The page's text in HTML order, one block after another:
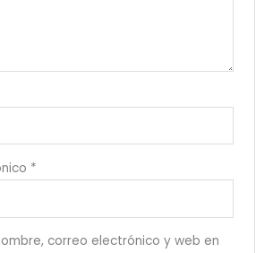
*
correo electrónico y web en